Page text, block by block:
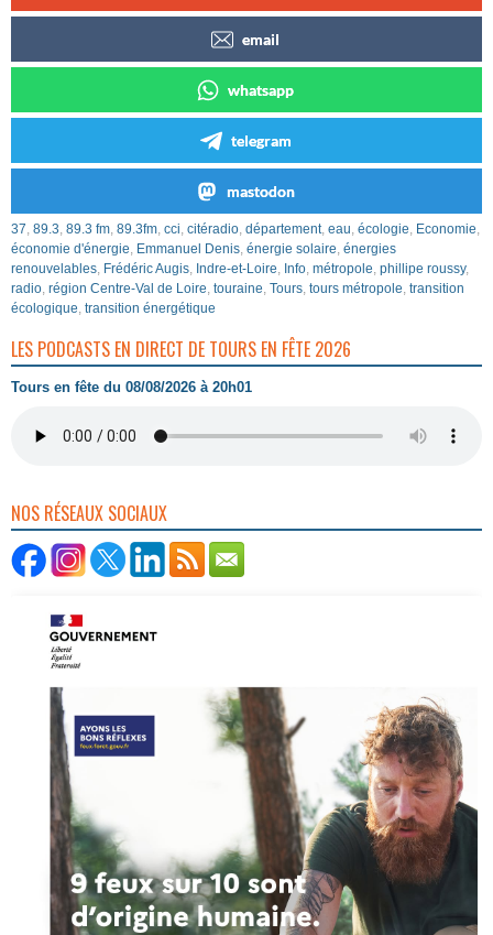
email
whatsapp
telegram
mastodon
37, 89.3, 89.3 fm, 89.3fm, cci, citéradio, département, eau, écologie, Economie,
économie d'énergie, Emmanuel Denis, énergie solaire, énergies
renouvelables, Frédéric Augis, Indre-et-Loire, Info, métropole, phillipe roussy,
radio, région Centre-Val de Loire, touraine, Tours, tours métropole, transition
écologique, transition énergétique
LES PODCASTS EN DIRECT DE TOURS EN FÊTE 2026
Tours en fête du 08/08/2026 à 20h01
NOS RÉSEAUX SOCIAUX